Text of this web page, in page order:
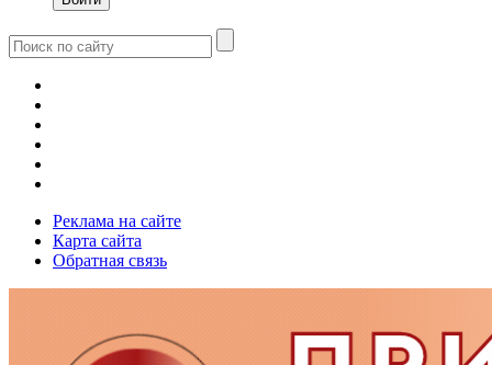
Реклама на сайте
Карта сайта
Обратная связь